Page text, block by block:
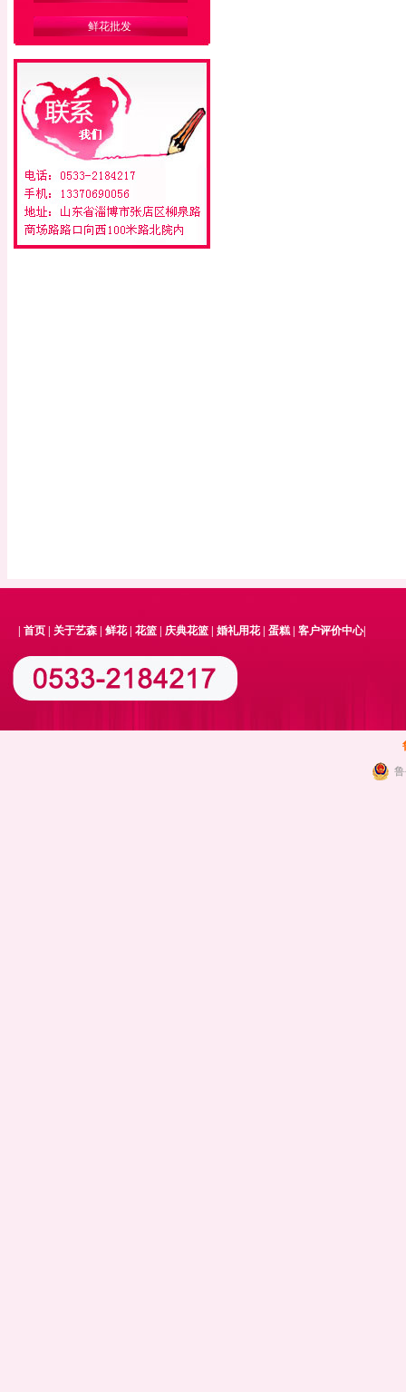
鲜花批发
首页 关于艺森 鲜花| 花篮 庆典花篮 婚礼用花| 蛋糕 客户评价中心|